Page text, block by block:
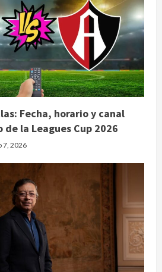
Fecha, horario y canal
la Leagues Cup 2026
7, 2026